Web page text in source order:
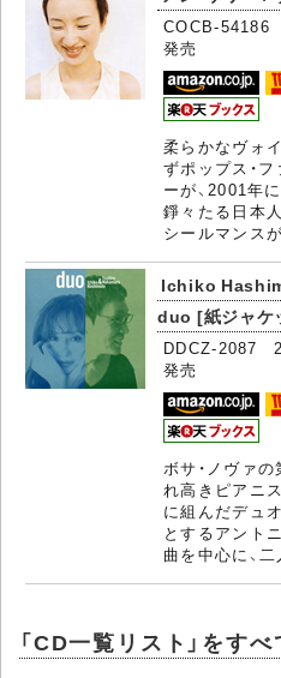
COCB-54186
発売
柔らかなヴォ
ずポップス・
ーが、2001年
錚々たる日本
シールマンス
Ichiko
duo [紙ジャケ
DDCZ-2087
発売
ボサ・ノヴァ
れ高きピアニ
に組んだデュ
とするアント
曲を中心に、
「CD一覧リスト」をす